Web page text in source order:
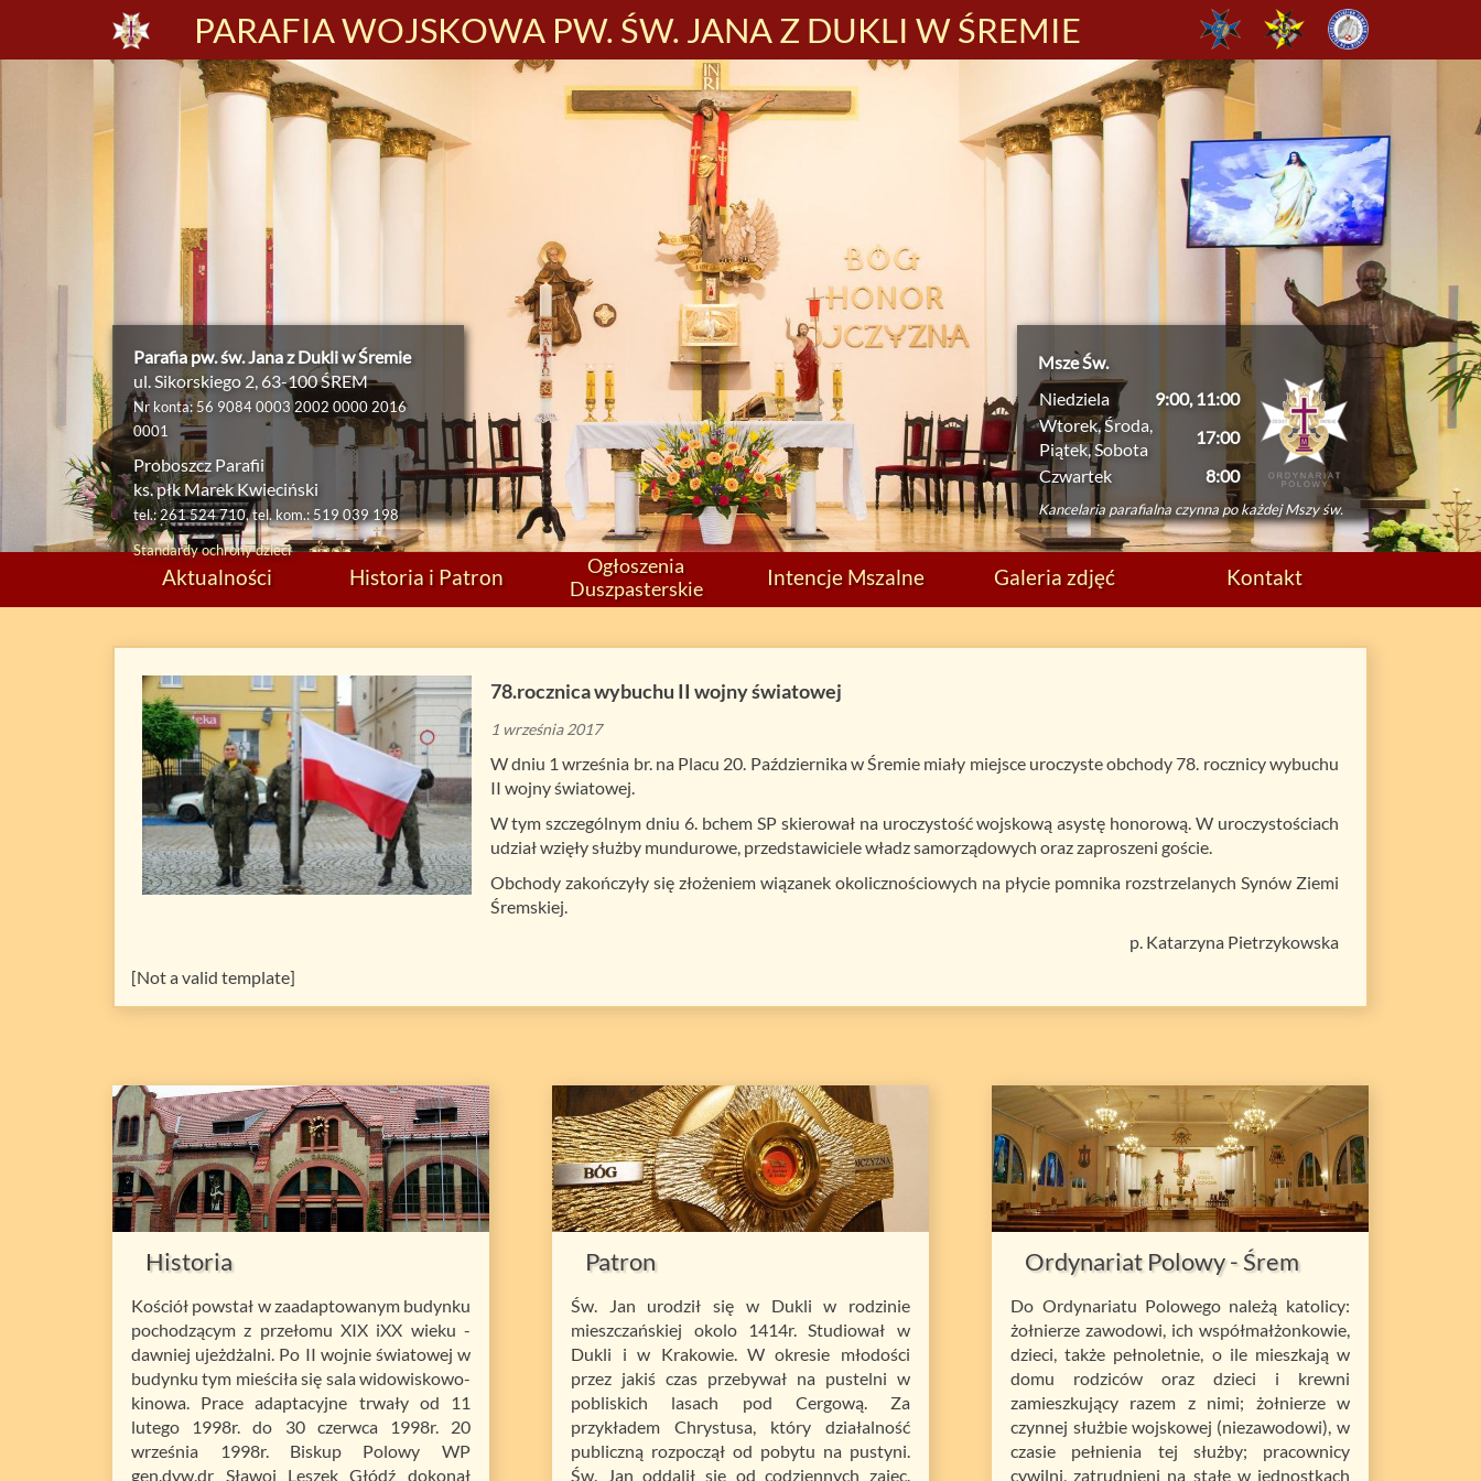
PARAFIA WOJSKOWA PW. ŚW. JANA Z DUKLI W ŚREMIE
Parafia pw. św. Jana z Dukli w Śremie
ul. Sikorskiego 2, 63-100 ŚREM
Nr konta: 56 9084 0003 2002 0000 2016
0001
Proboszcz Parafii
ks. płk Marek Kwieciński
tel.: 261 524 710, tel. kom.: 519 039 198
Standardy ochrony dzieci
Msze Św.
Niedziela
9:00, 11:00
Wtorek, Środa,
Piątek, Sobota
17:00
Czwartek
8:00
Kancelaria parafialna czynna po każdej Mszy św.
Aktualności Historia i Patron
Ogłoszenia
Duszpasterskie
Intencje Mszalne Galeria zdjęć Kontakt
78.rocznica wybuchu II wojny światowej
1 września 2017
W dniu 1 września br. na Placu 20. Października w Śremie miały miejsce uroczyste obchody 78. rocznicy wybuchu
II wojny światowej.
W tym szczególnym dniu 6. bchem SP skierował na uroczystość wojskową asystę honorową. W uroczystościach
udział wzięły służby mundurowe, przedstawiciele władz samorządowych oraz zaproszeni goście.
Obchody zakończyły się złożeniem wiązanek okolicznościowych na płycie pomnika rozstrzelanych Synów Ziemi
Śremskiej.
p. Katarzyna Pietrzykowska
[Not a valid template]
Historia
Kościół powstał w zaadaptowanym budynku
pochodzącym z przełomu XIX iXX wieku -
dawniej ujeżdżalni. Po II wojnie światowej w
budynku tym mieściła się sala widowiskowo-
kinowa. Prace adaptacyjne trwały od 11
lutego 1998r. do 30 czerwca 1998r. 20
września 1998r. Biskup Polowy WP
gen.dyw.dr Sławoj Leszek Głódź dokonał
Patron
Św. Jan urodził się w Dukli w rodzinie
mieszczańskiej okolo 1414r. Studiował w
Dukli i w Krakowie. W okresie młodości
przez jakiś czas przebywał na pustelni w
pobliskich lasach pod Cergową. Za
przykładem Chrystusa, który działalność
publiczną rozpoczął od pobytu na pustyni.
Św. Jan oddalił się od codziennych zajec.
Ordynariat Polowy - Śrem
Do Ordynariatu Polowego należą katolicy:
żołnierze zawodowi, ich współmałżonkowie,
dzieci, także pełnoletnie, o ile mieszkają w
domu rodziców oraz dzieci i krewni
zamieszkujący razem z nimi; żołnierze w
czynnej służbie wojskowej (niezawodowi), w
czasie pełnienia tej służby; pracownicy
cywilni, zatrudnieni na stałe w jednostkach